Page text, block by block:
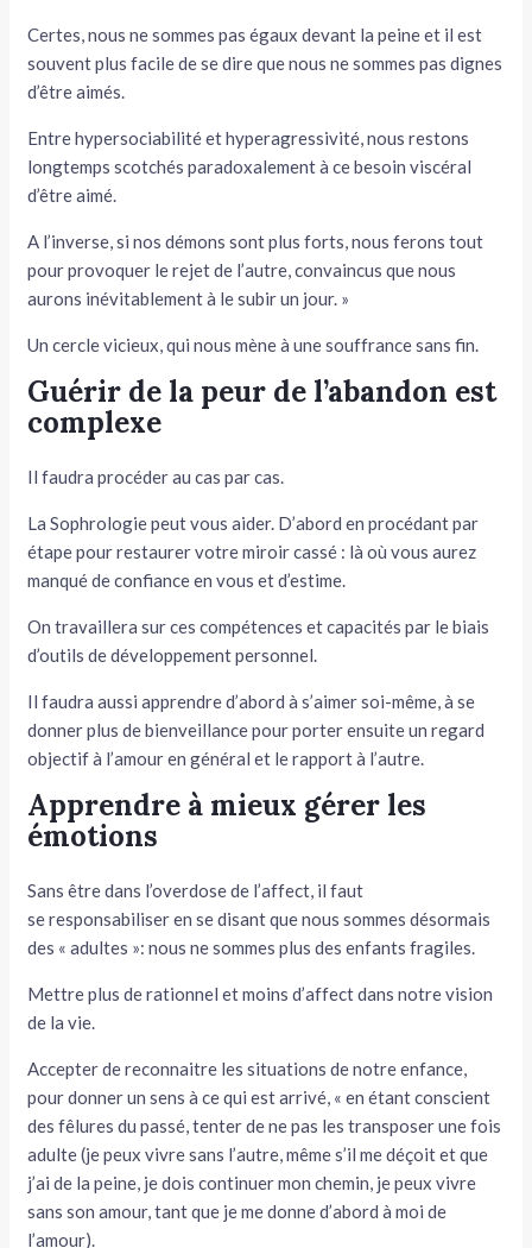
Certes, nous ne sommes pas égaux devant la peine et il est
souvent plus facile de se dire que nous ne sommes pas dignes
d’être aimés.
Entre hypersociabilité et hyperagressivité, nous restons
longtemps scotchés paradoxalement à ce besoin viscéral
d’être aimé.
A l’inverse, si nos démons sont plus forts, nous ferons tout
pour provoquer le rejet de l’autre, convaincus que nous
aurons inévitablement à le subir un jour. »
Un cercle vicieux, qui nous mène à une souffrance sans fin.
Guérir de la peur de l’abandon est
complexe
Il faudra procéder au cas par cas.
La Sophrologie peut vous aider. D’abord en procédant par
étape pour restaurer votre miroir cassé : là où vous aurez
manqué de confiance en vous et d’estime.
On travaillera sur ces compétences et capacités par le biais
d’outils de développement personnel.
Il faudra aussi apprendre d’abord à s’aimer soi-même, à se
donner plus de bienveillance pour porter ensuite un regard
objectif à l’amour en général et le rapport à l’autre.
Apprendre à mieux gérer les
émotions
Sans être dans l’overdose de l’affect, il faut
se responsabiliser en se disant que nous sommes désormais
des « adultes »: nous ne sommes plus des enfants fragiles.
Mettre plus de rationnel et moins d’affect dans notre vision
de la vie.
Accepter de reconnaitre les situations de notre enfance,
pour donner un sens à ce qui est arrivé, « en étant conscient
des fêlures du passé, tenter de ne pas les transposer une fois
adulte (je peux vivre sans l’autre, même s’il me déçoit et que
j’ai de la peine, je dois continuer mon chemin, je peux vivre
sans son amour, tant que je me donne d’abord à moi de
l’amour).